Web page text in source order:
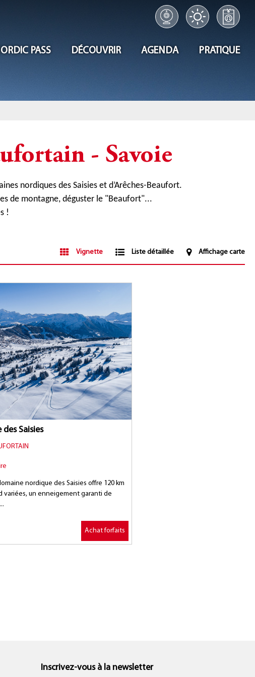
PASS DÉCOUVRIR AGENDA PRATIQUE
- Savoie
nordiques des Saisies et d’Arêches-Beaufort.
de montagne, déguster le "Beaufort"...
!
Vignette Liste détaillée Affichage carte
Saisies
nordique des Saisies offre 120 km
variées, un enneigement garanti de
Achat forfaits
Achat forfaits
Inscrivez-vous à la newsletter